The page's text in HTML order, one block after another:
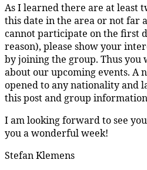
As I learned there are at least
this date in the area or not far
cannot participate on the first
reason), please show your
by joining the group. Thus
about our upcoming events. A
opened to any nationality and
this post and group
I am looking forward to see
you a wonderful week!
Stefan Klemens